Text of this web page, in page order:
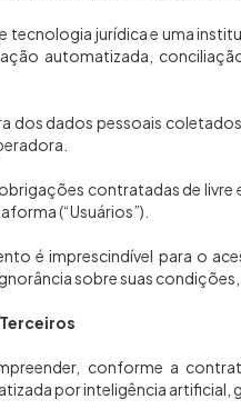
tecnologia jurídica e uma
automatizada,
dos dados pessoais
contratadas de
(“Usuários”).
é imprescindível para o
sobre suas
conforme a
por inteligência artificial,